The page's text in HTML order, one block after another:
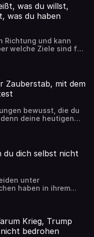
mit dem Thema
nachgewiesen
psychischem
die, die
was du willst,
was du haben
Richtung und kann
welche Ziele sind für
die
Zauberstab, mit dem
bewusst, die du
deine heutigen
wie dein Leben
sind ein
kannst.
du dich selbst nicht
unter
haben in ihrem
leidet. In
und
hilfreich sein können.
Krieg, Trump
bedrohen